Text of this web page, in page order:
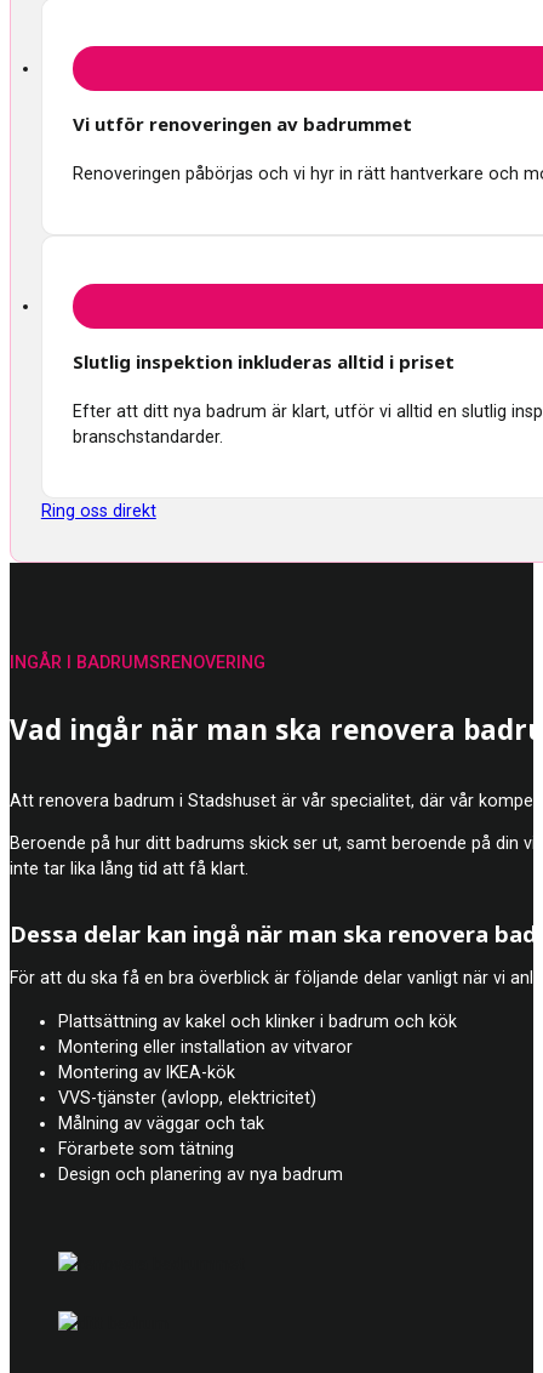
Vi utför renoveringen av badrummet
Renoveringen påbörjas och vi hyr in rätt hantverkare och
Slutlig inspektion inkluderas alltid i priset
Efter att ditt nya badrum är klart, utför vi alltid en slutlig
branschstandarder.
Ring oss direkt
Vad ingår när man ska renovera
Att renovera badrum i Stadshuset är vår specialitet, där vår
Beroende på hur ditt badrums skick ser ut, samt beroende på din
inte tar lika lång tid att få klart.
INGÅR I BADRUMSRENOVERING
Dessa delar kan ingå när man ska renovera
För att du ska få en bra överblick är följande delar vanligt när vi
Plattsättning av kakel och klinker i badrum och kök
Montering eller installation av vitvaror
Montering av IKEA-kök
VVS-tjänster (avlopp, elektricitet)
Målning av väggar och tak
Förarbete som tätning
Design och planering av nya badrum